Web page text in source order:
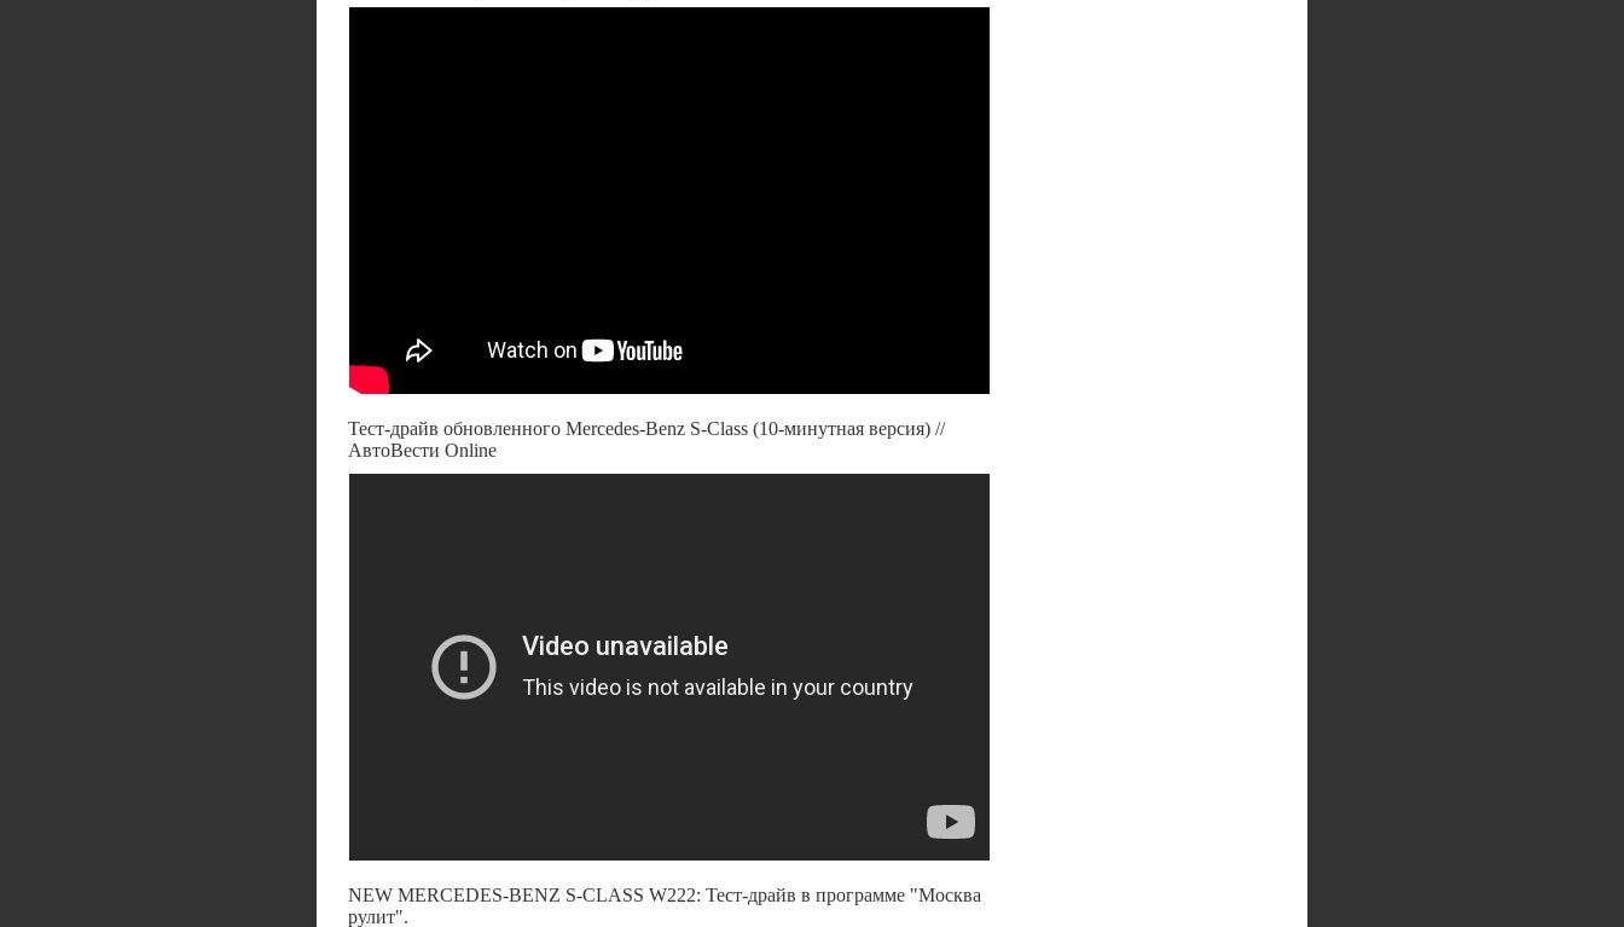
Тест-драйв обновленного Mercedes-Benz S-Class (10-минутная версия) //
АвтоВести Online
NEW MERCEDES-BENZ S-CLASS W222: Тест-драйв в программе "Москва
рулит".